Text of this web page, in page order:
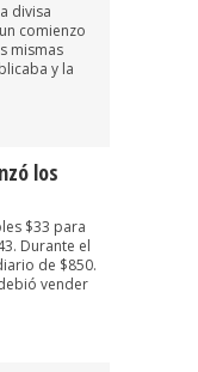
divisa
comienzo
mismas
y la
los
$33 para
Durante el
de $850.
vender